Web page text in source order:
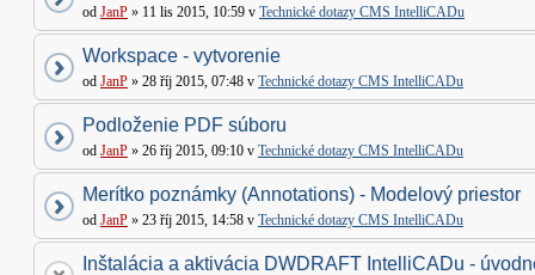
od JanP » 11 lis 2015, 10:59 v Technické dotazy CMS IntelliCADu
Workspace - vytvorenie
od JanP » 28 říj 2015, 07:48 v Technické dotazy CMS IntelliCADu
Podloženie PDF súboru
od JanP » 26 říj 2015, 09:10 v Technické dotazy CMS IntelliCADu
Merítko poznámky (Annotations) - Modelový priestor
od JanP » 23 říj 2015, 14:58 v Technické dotazy CMS IntelliCADu
Inštalácia a aktivácia DWDRAFT IntelliCADu -